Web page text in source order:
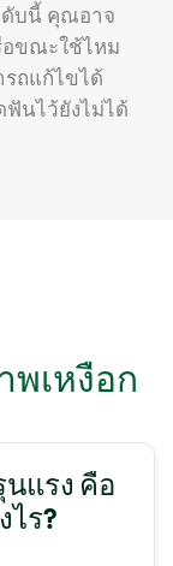
ดับนี้ คุณอาจ
ขณะใช้ไหม
ถแก้ไขได้
ฟันไว้ยังไม่ได้
เหงือก
แรง คือ
ไร?